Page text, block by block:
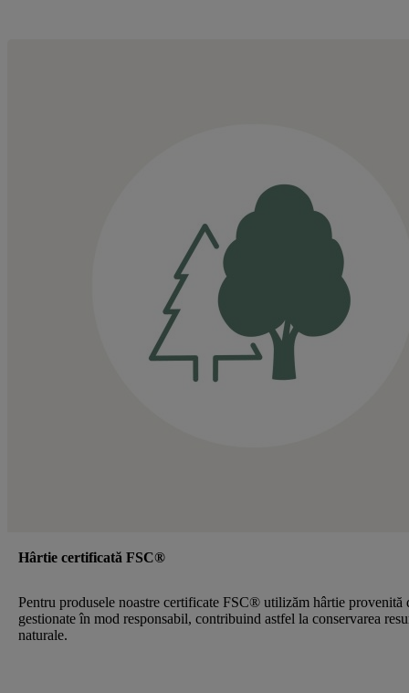
Hârtie certificată FSC®
Pentru produsele noastre certificate FSC® utilizăm hârtie provenită
gestionate în mod responsabil, contribuind astfel la conservarea
naturale.